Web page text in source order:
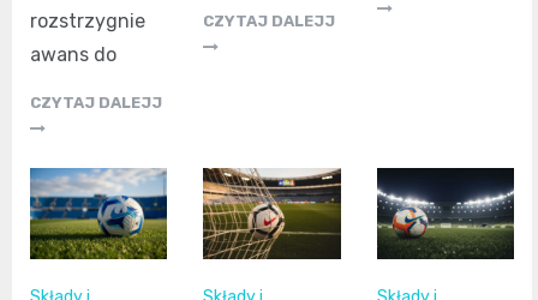
rozstrzygnie
awans do
CZYTAJ DALEJJ
CZYTAJ DALEJJ